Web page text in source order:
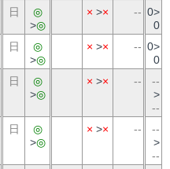
日
◎
>◎
× >× -- 0>
0
日
◎
>◎
× >× -- 0>
0
日
◎
>◎
× >× --
--
>
--
日
◎
>◎
× >× --
--
>
--